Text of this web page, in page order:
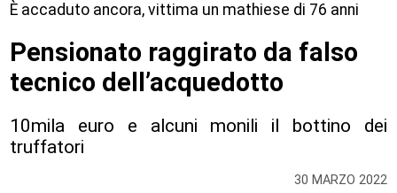
30 MARZO 2022
È accaduto ancora, vittima un mathiese di 76 anni
Pensionato raggirato da falso
tecnico dell’acquedotto
10mila euro e alcuni monili il bottino dei
truffatori